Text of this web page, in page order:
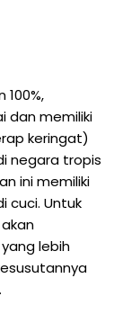
dan memiliki
keringat)
negara tropis
ini memiliki
cuci. Untuk
lebih